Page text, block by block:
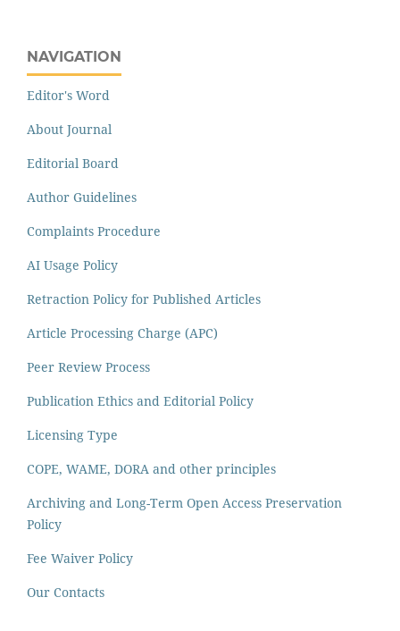
NAVIGATION
Editor's Word
About Journal
Editorial Board
Author Guidelines
Complaints Procedure
AI Usage Policy
Retraction Policy for Published Articles
Article Processing Charge (APC)
Peer Review Process
Publication Ethics and Editorial Policy
Licensing Type
COPE, WAME, DORA and other principles
Archiving and Long-Term Open Access Preservation
Policy
Fee Waiver Policy
Our Contacts